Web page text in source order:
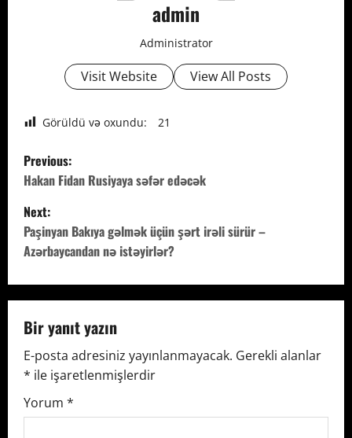
admin
Administrator
Visit Website View All Posts
Görüldü və oxundu: 21
P
o
s
t
n
a
v
i
g
Previous:
Hakan Fidan Rusiyaya səfər edəcək
Next:
Paşinyan Bakıya gəlmək üçün şərt irəli sürür –
Azərbaycandan nə istəyirlər?
Bir yanıt yazın
E-posta adresiniz yayınlanmayacak. Gerekli alanlar
* ile işaretlenmişlerdir
Yorum *